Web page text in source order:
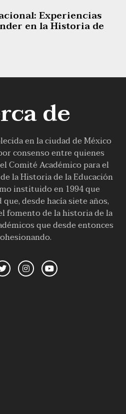
Experiencias
en la Historia de
de
en la ciudad de México
consenso entre quienes
Comité Académico para el
la Historia de la Educación
instituido en 1994 que
desde hacía siete años,
fomento de la historia de la
que desde entonces